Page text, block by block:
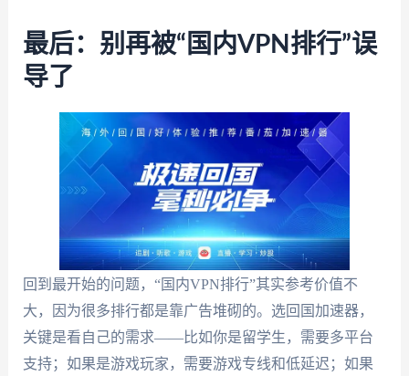
最后：别再被“国内VPN排行”误
导了
回到最开始的问题，“国内VPN排行”其实参考价值不
大，因为很多排行都是靠广告堆砌的。选回国加速器，
关键是看自己的需求——比如你是留学生，需要多平台
支持；如果是游戏玩家，需要游戏专线和低延迟；如果